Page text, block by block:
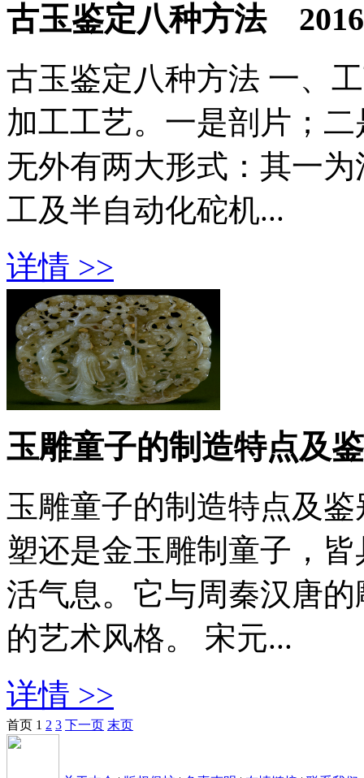
古玉鉴定八种方法
古玉鉴定八种方法 一、
加工工艺。一是剖片；
无外有两大形式：其一
工及半自动化砣机...
详情 >>
玉雕童子的制造特点
玉雕童子的制造特点及
塑还是金玉雕制童子，
活气息。它与周秦汉唐
的艺术风格。 宋元...
详情 >>
首页 1 2 3 下一页 末页